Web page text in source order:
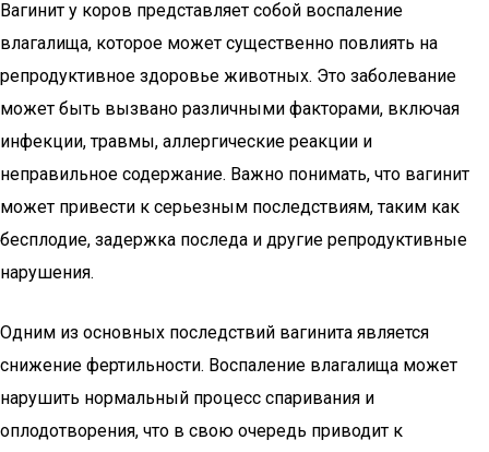
Вагинит у коров представляет собой воспаление
влагалища, которое может существенно повлиять на
репродуктивное здоровье животных. Это заболевание
может быть вызвано различными факторами, включая
инфекции, травмы, аллергические реакции и
неправильное содержание. Важно понимать, что вагинит
может привести к серьезным последствиям, таким как
бесплодие, задержка последа и другие репродуктивные
нарушения.
Одним из основных последствий вагинита является
снижение фертильности. Воспаление влагалища может
нарушить нормальный процесс спаривания и
оплодотворения, что в свою очередь приводит к